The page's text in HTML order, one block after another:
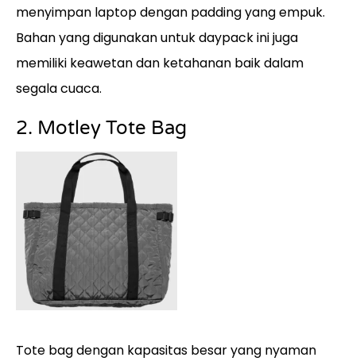
menyimpan laptop dengan padding yang empuk.
Bahan yang digunakan untuk daypack ini juga
memiliki keawetan dan ketahanan baik dalam
segala cuaca.
2. Motley Tote Bag
Tote bag dengan kapasitas besar yang nyaman